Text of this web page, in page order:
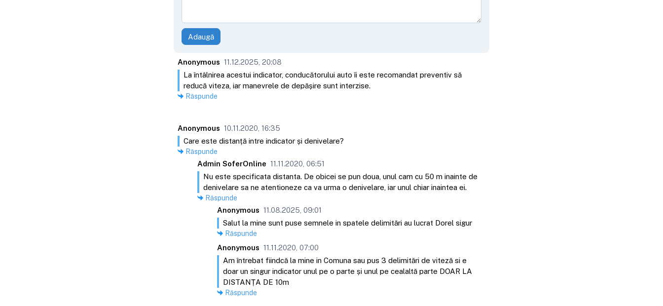
Adaugă
Anonymous 11.12.2025, 20:08
La întâlnirea acestui indicator, conducătorului auto îi este recomandat preventiv să
reducă viteza, iar manevrele de depășire sunt interzise.
Răspunde
Anonymous 10.11.2020, 16:35
Care este distanță intre indicator și denivelare?
Răspunde
Admin SoferOnline 11.11.2020, 06:51
Nu este specificata distanta. De obicei se pun doua, unul cam cu 50 m inainte de
denivelare sa ne atentioneze ca va urma o denivelare, iar unul chiar inaintea ei.
Răspunde
Anonymous 11.08.2025, 09:01
Salut la mine sunt puse semnele in spatele delimitări au lucrat Dorel sigur
Răspunde
Anonymous 11.11.2020, 07:00
Am întrebat fiindcă la mine in Comuna sau pus 3 delimitări de viteză si e
doar un singur indicator unul pe o parte și unul pe cealaltă parte DOAR LA
DISTANȚA DE 10m
Răspunde